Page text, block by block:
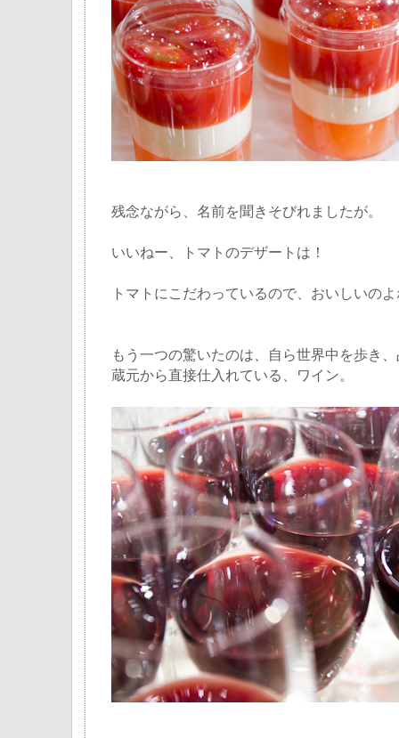
残念ながら、名前を聞きそびれましたが。
いいねー、トマトのデザートは！
トマトにこだわっているので、おいしいの
もう一つの驚いたのは、自ら世界中を歩き
蔵元から直接仕入れている、ワイン。